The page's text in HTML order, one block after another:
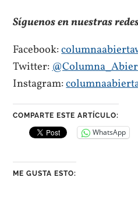
Síguenos en nuestras
Facebook:
Twitter:
Instagram:
COMPARTE ESTE ARTÍCULO:
WhatsApp
ME GUSTA ESTO: